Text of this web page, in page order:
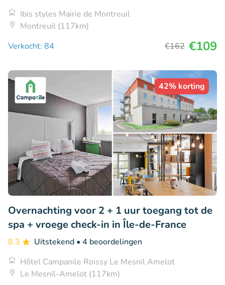
Ibis styles Mairie de Montreuil
Montreuil (117km)
Verkocht: 84
€162 €109
42% korting
Overnachting voor 2 + 1 uur toegang tot de
spa + vroege check-in in Île-de-France
8.3 Uitstekend • 4 beoordelingen
Hôtel Campanile Roissy Le Mesnil Amelot
Le Mesnil-Amelot (117km)